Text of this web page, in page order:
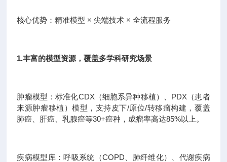
核心优势：精准模型 × 尖端技术 × 全流程服务
1.丰富的模型资源，覆盖多学科研究场景
肿瘤模型：标准化CDX（细胞系异种移植）、PDX（患者
来源肿瘤移植）模型，支持皮下/原位/转移瘤构建，覆盖
肺癌、肝癌、乳腺癌等30+癌种，成瘤率高达85%以上。
疾病模型库：呼吸系统（COPD、肺纤维化）、代谢疾病